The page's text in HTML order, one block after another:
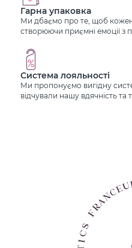
Гарна упаковка
Ми дбаємо про те, щоб
створюючи приємні емоції
Система лояльності
Ми пропонуємо вигідну
відчували нашу вдячність та